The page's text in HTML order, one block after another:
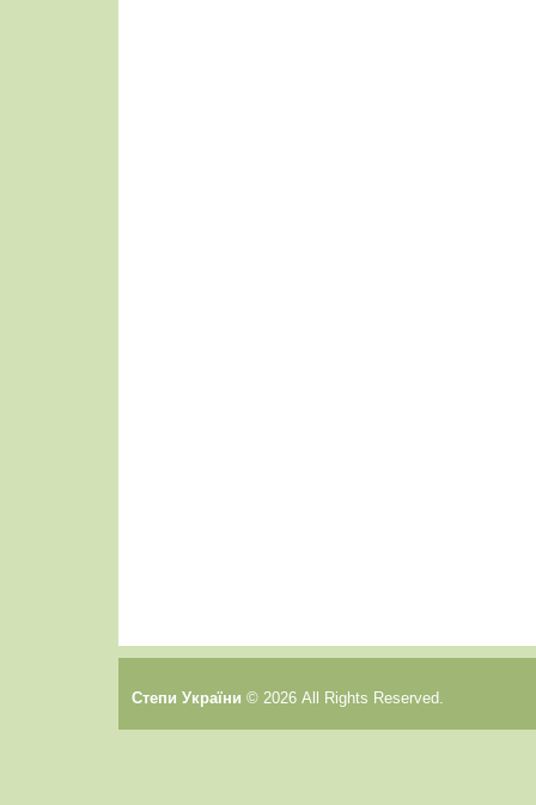
Cтепи України © 2026 All Rights Reserved.